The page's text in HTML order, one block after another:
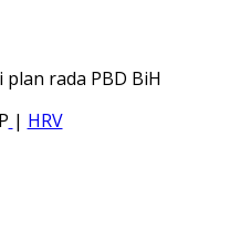
rada PBD BiH
| HRV